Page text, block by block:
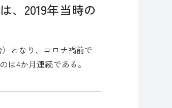
、2019年当時の
）となり、コロナ禍前で
は4か月連続である。